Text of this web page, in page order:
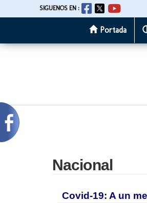
al
SIGUENOS EN :
Portada
Nacional
Covid-19: A un